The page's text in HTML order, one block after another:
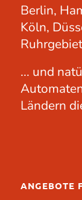
Berlin,
Köln,
Ruhrgebiet
... und
Ländern
ANGEBOTE